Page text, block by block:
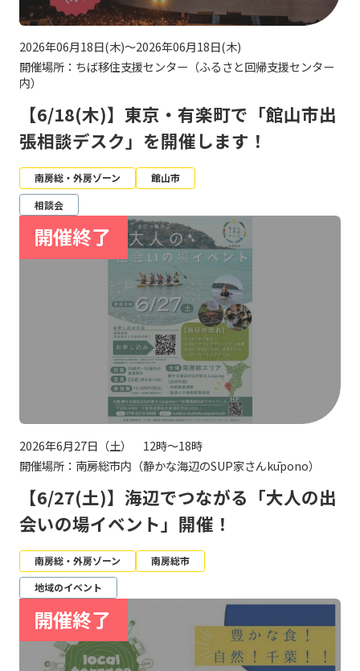
2026年06月18日(木)～2026年06月18日(木)
開催場所：ちば移住支援センター（ふるさと回帰支援センター
内）
【6/18(木)】東京・有楽町で「館山市出
張相談デスク」を開催します！
南房総・外房ゾーン
館山市
相談会
2026年6月27日（土） 12時～18時
開催場所：南房総市内（静かな海辺のSUP家さんkūpono）
【6/27(土)】海辺でつながる「大人の出
会いの場イベント」開催！
南房総・外房ゾーン
南房総市
地域のイベント